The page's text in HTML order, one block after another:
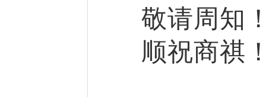
敬请周知
顺祝商祺